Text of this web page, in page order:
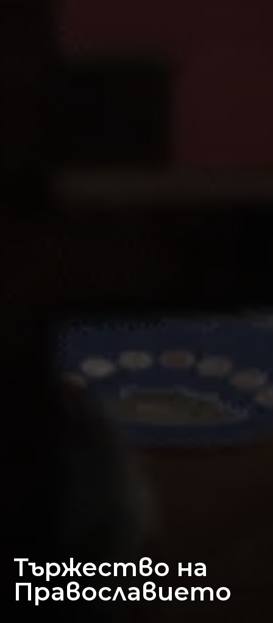
Тържество на
Православието